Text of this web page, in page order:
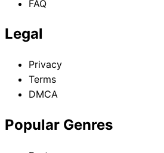
FAQ
Legal
Privacy
Terms
DMCA
Popular Genres